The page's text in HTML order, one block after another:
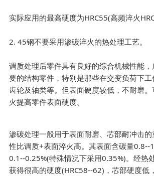
实际应用的最高硬度为HRC55(高频淬火
2. 45钢不要采用渗碳淬火的热处理工艺。
调质处理后零件具有良好的综合机械性能
要的结构零件，特别是那些在交变负荷下工
齿轮及轴类等。但表面硬度较低，不耐磨
火提高零件表面硬度。
渗碳处理一般用于表面耐磨、芯部耐冲击
性比调质+表面淬火高。其表面含碳量0.8--
0.1--0.25%(特殊情况下采用0.35%)。经热
获得很高的硬度(HRC58--62)，芯部硬度低